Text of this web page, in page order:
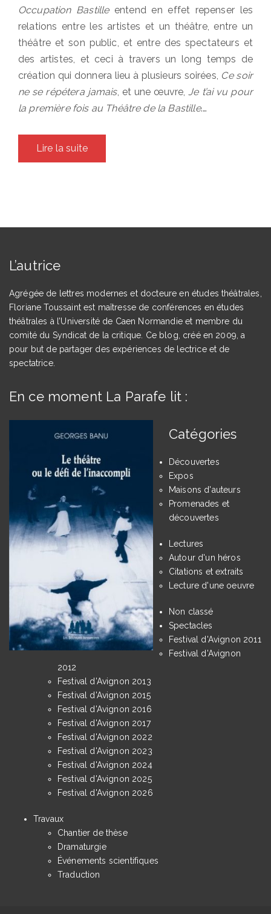
Occupation Bastilleentend en effet repenser les
relations entre les artistes et un théâtre, entre un
théâtre et son public, et entre des spectateurs et
des artistes, et ceci à travers un long temps de
création qui donnera lieu à plusieurs soirées, Ce soir
ne se répétera jamais, et une œuvre,Je t’ai vu pour
la première fois au Théâtre de la Bastille.…
Lire la suite
L’autrice
Agrégée de lettres modernes et docteure en études théâtrales,
Floriane Toussaint est maîtresse de conférences en études
théâtrales à l’Université de Caen Normandie et membre du
comité du Syndicat de la critique. Ce blog, créé en 2009, a
pour but de partager des expériences de lectrice et de
spectatrice.
En ce moment La Parafe lit :
Catégories
Découvertes
Expos
Maisons d'auteurs
Promenades et
découvertes
Lectures
Autour d'un héros
Citations et extraits
Lecture d'une oeuvre
Non classé
Spectacles
Festival d'Avignon 2011
Festival d'Avignon
2012
Festival d'Avignon 2013
Festival d'Avignon 2015
Festival d'Avignon 2016
Festival d'Avignon 2017
Festival d'Avignon 2022
Festival d'Avignon 2023
Festival d'Avignon 2024
Festival d'Avignon 2025
Festival d'Avignon 2026
Travaux
Chantier de thèse
Dramaturgie
Événements scientifiques
Traduction